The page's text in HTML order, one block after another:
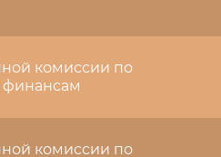
комиссии по
финансам
комиссии по